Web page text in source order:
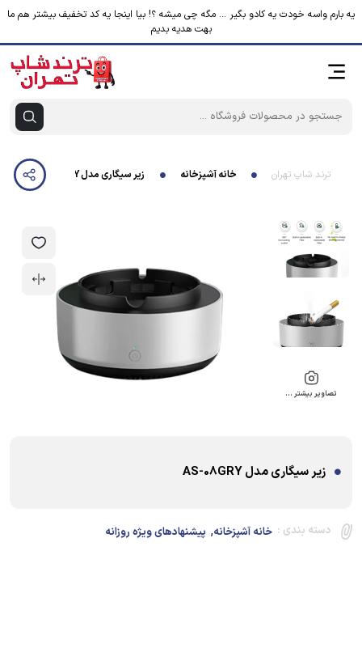
یه بارم واسه خودت یه کادو بگیر ... مگه چی میشه ؟! بیا اینجا یه کد تخفیف بیشتر هم ما
بهت هدیه بدیم
ترند شاپ تهران خانه آشپزخانه زیر سیگاری مدل AS-08GRY
تصاویر بیشتر …
زیر سیگاری مدل AS-08GRY
دسته بندی : خانه آشپزخانه, پیشنهادهای ویژه روزانه